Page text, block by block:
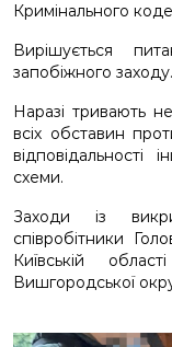
Кримінального
Вирішується
запобіжного заходу.
Наразі тривають
всіх обставин
відповідальності
схеми.
Заходи із
співробітники
Київській
Вишгородської